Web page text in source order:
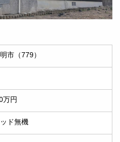
市（779）
万円
ド無機